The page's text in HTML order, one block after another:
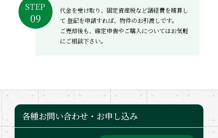
STEP
代金を受け取り、固定資産税など諸経費を精算し
て 登記を申請すれば、物件のお引渡しです。
ご売却後も、確定申告やご購入についてはお気軽
にご相談下さい。
各種お問い合わせ・お申し込み